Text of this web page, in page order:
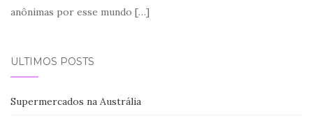
anônimas por esse mundo […]
ÚLTIMOS POSTS
Supermercados na Austrália